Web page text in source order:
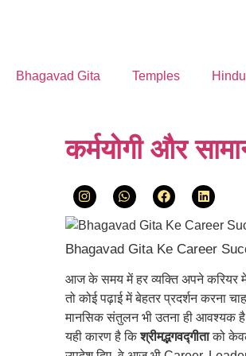
Bhagavad Gita Temples
कर्मयोगी और
Bhagavad Gita Ke Career
आज के समय में हर व्यक्ति अपने करियर में
तो कोई पढ़ाई में बेहतर प्रदर्शन करना
मानसिक संतुलन भी उतना ही आवश्यक
यही कारण है किश्रीमद्भगवद्गीताको